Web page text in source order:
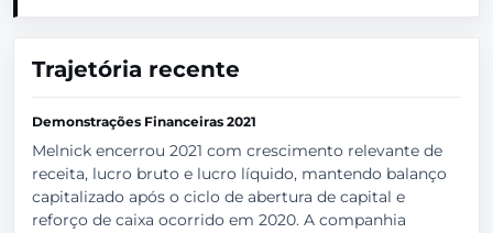
Trajetória recente
Demonstrações Financeiras 2021
Melnick encerrou 2021 com crescimento relevante de
receita, lucro bruto e lucro líquido, mantendo balanço
capitalizado após o ciclo de abertura de capital e
reforço de caixa ocorrido em 2020. A companhia